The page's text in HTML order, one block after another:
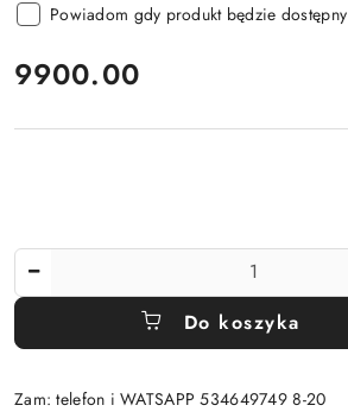
Powiadom gdy produkt będzie dostępny
cena:
9900.00
Do koszyka
Zam: telefon i WATSAPP 534649749 8-20